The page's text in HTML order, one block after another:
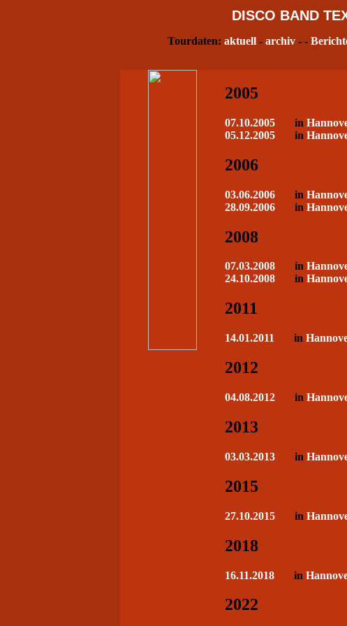
DISCO BAND
Tourdaten: aktuell- archiv- -
2005
07.10.2005 in
05.12.2005 in
2006
03.06.2006 in
28.09.2006 in
2008
07.03.2008 in
24.10.2008 in
2011
14.01.2011 in
2012
04.08.2012 in
2013
03.03.2013 in
2015
27.10.2015 in
2018
16.11.2018 in
2022